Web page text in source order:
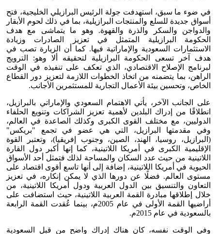
في ضوء ما سبق، استهدفت جولة الرئيس البرازيلي الخليجية، فتح
أسواق جديدة للسلع والمنتجات البرازيلية، بما في ذلك لحوم الأبقار
والدواجن والسكر والذرة والقهوة. وهو ما يتماشى مع هدف
الحكومة البرازيلية المتمثل في تعزيز الصادرات وزيادة
الاستثمارات السعودية والإماراتية فيها. كما أن الزيارة تصب في
هدف آخر تسعى الحكومة البرازيلية لتحقيقه ألا وهو: الترويج
لبرنامج الإصلاح الاقتصادي، الذي تعكف على تنفيذه في الوقت
الراهن، بما يتضمنه من اتخاذ الخطوات اللازمة لتعزيز دور القطاع
الخاص، وتحسين بيئة الأعمال التجارية للمستثمرين الأجانب.
على الجانب الآخر، يأتي الاهتمام السعودي والإماراتي بالبرازيل،
انطلاقًا من إدراك البلدين لأهمية تعزيز الشراكات وتنويع الحلفاء
الدوليين، مع مختلف القوى الكبرى وكذلك الصاعدة في العالم،
وفي مقدمتها البرازيل، التي هي عضو في تجمع "بريكس"
(البرازيل، روسيا، الهند، الصين، وجنوب إفريقيا)، وتعتبر القوة
الإقليمية الكبرى في أمريكا اللاتينية، كما إنها أكبر دول القارة
اللاتينية من حيث عدد السكان والمساحة لذلك فتمثل أحد الأسواق
الحيوية في أمريكا اللاتينية، إضافة إلى أنها تاسع أقوى اقتصاد على
مستوى العالم. فضلًا عن دورها الذي لا يمكن إنكاره، في تعزيز
التعاون والتنسيق بين الدول العربية ودول أمريكا اللاتينية، من
خلال إطلاقها مبادرة القمة العربية اللاتينية، حيث استضافت على
أراضيها القمة الأولى في عام 2005م، بينما عُقدت القمة الرابعة
بالسعودية في عام 2015م.
وفي الوقت نفسه، كان هناك إدراك واضح من قبل السعودية